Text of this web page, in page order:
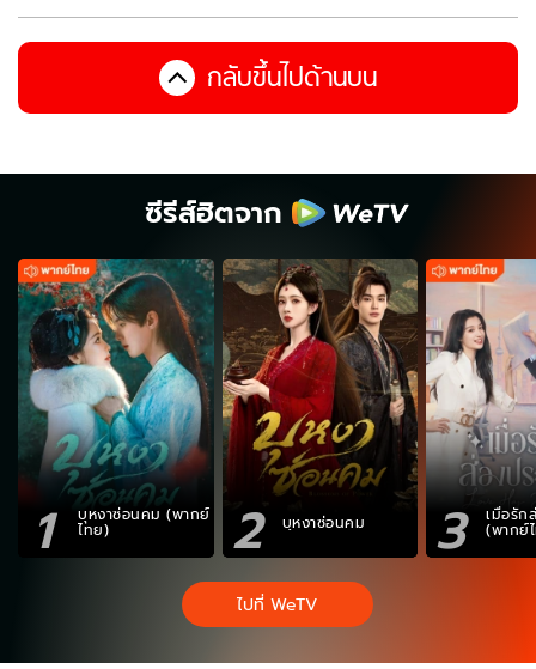
กลับขึ้นไปด้านบน
ซีรีส์ฮิตจาก
1 บุหงาซ่อนคม (พากย์
ไทย) 2 บุหงาซ่อนคม 3 เมื่อรัก
(พากย์
ไปที่ WeTV